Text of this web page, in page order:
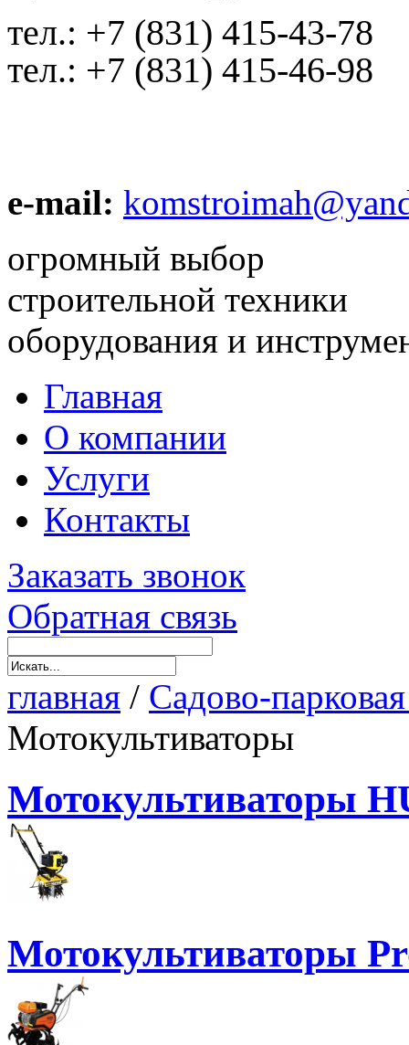
тел.: +7 (831) 415-43-78
тел.: +7 (831) 415-46-98
e-mail:
огромный выбор
строительной техники
оборудования и
Главная
О компании
Услуги
Контакты
Заказать звонок
Обратная связь
главная / Садово-
Мотокультиваторы
Мотокультиваторы
Мотокультиваторы